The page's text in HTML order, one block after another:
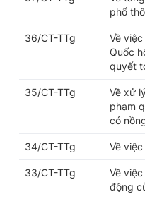
phổ
36/CT-TTg
Về
Quốc
quyết
35/CT-TTg
Về xử
phạm
có
34/CT-TTg Về
33/CT-TTg
Về
động